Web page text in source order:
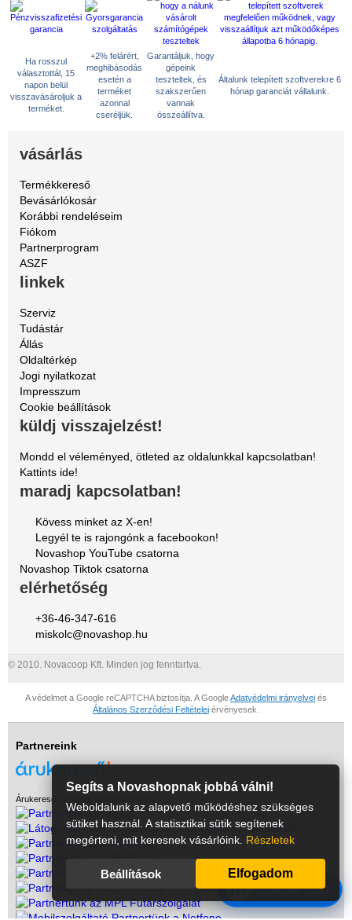
m Kérdésed van?
Ha rosszul
választottál, 15
napon belül
visszavásároljuk a
terméket.
+2% felárért,
meghibásodás
esetén a
terméket
azonnal
cseréljük.
Garantáljuk, hogy
gépeink
teszteltek, és
szakszerűen
vannak
összeállítva.
Általunk telepített szoftverekre 6
hónap garanciát vállalunk.
vásárlás
Termékkereső
Bevásárlókosár
Korábbi rendeléseim
Fiókom
Partnerprogram
ASZF
linkek
Szerviz
Tudástár
Állás
Oldaltérkép
Jogi nyilatkozat
Impresszum
Cookie beállítások
küldj visszajelzést!
Mondd el véleményed, ötleted az oldalunkkal kapcsolatban!
Kattints ide!
maradj kapcsolatban!
Kövess minket az X-en!
Legyél te is rajongónk a facebookon!
Novashop YouTube csatorna
Novashop Tiktok csatorna
elérhetőség
+36-46-347-616
miskolc@novashop.hu
© 2010. Novacoop Kft. Minden jog fenntartva.
A védelmet a Google reCAPTCHA biztosítja. A GoogleAdatvédelmi irányelvei és
Általános Szerződési Feltételei érvényesek.
Partnereink
Árukereső, a hiteles vásárlási kalauz
Segíts a Novashopnak jobbá válni!
Weboldalunk az alapvető működéshez szükséges
sütiket használ. A statisztikai sütik segítenek
megérteni, mit keresnek vásárlóink. Részletek
Beállítások Elfogadom